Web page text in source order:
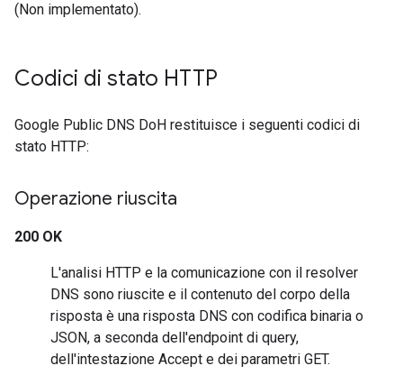
(Non implementato).
Codici di stato HTTP
Google Public DNS DoH restituisce i seguenti codici di
stato HTTP:
Operazione riuscita
200 OK
L'analisi HTTP e la comunicazione con il resolver
DNS sono riuscite e il contenuto del corpo della
risposta è una risposta DNS con codifica binaria o
JSON, a seconda dell'endpoint di query,
dell'intestazione Accept e dei parametri GET.